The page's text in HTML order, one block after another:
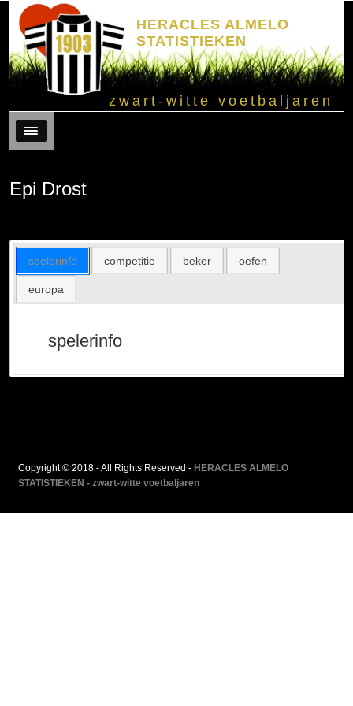
HERACLES ALMELO
STATISTIEKEN
zwart-witte voetbaljaren
Menu
Epi Drost
spelerinfo competitie beker oefen
europa
spelerinfo
Copyright © 2018 - All Rights Reserved - HERACLES ALMELO
STATISTIEKEN - zwart-witte voetbaljaren